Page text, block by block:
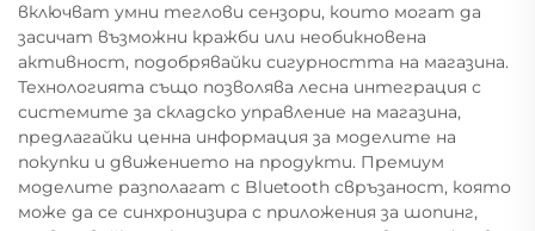
включват умни теглови сензори, които могат да
засичат възможни кражби или необикновена
активност, подобрявайки сигурността на магазина.
Технологията също позволява лесна интеграция с
системите за складско управление на магазина,
предлагайки ценна информация за моделите на
покупки и движението на продукти. Премиум
моделите разполагат с Bluetooth свръзаност, която
може да се синхронизира с приложения за шопинг,